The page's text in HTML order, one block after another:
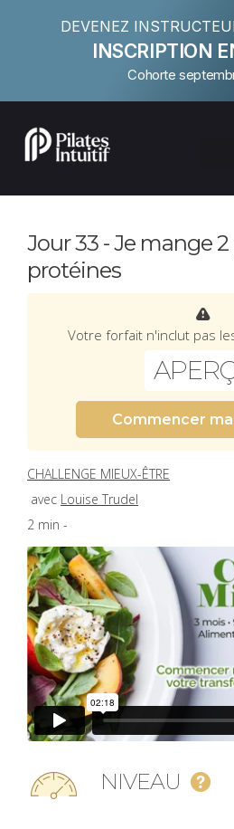
DEVENEZ
INSCRIPTION
Cohorte
Jour 33 - Je mange
protéines
Votre forfait n'inclut pas
Commencer
CHALLENGE MIEUX-ÊTRE
avec Louise Trudel
2 min -
NIVEAU